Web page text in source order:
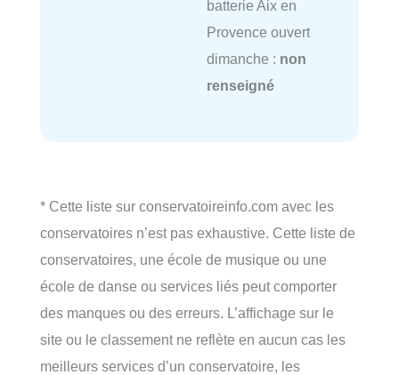
batterie Aix en
Provence ouvert
dimanche : non
renseigné
* Cette liste sur conservatoireinfo.com avec les
conservatoires n’est pas exhaustive. Cette liste de
conservatoires, une école de musique ou une
école de danse ou services liés peut comporter
des manques ou des erreurs. L’affichage sur le
site ou le classement ne reflète en aucun cas les
meilleurs services d’un conservatoire, les